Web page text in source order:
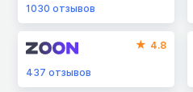
1030 отзывов
4.8
437 отзывов